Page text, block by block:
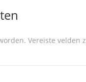
Vereiste velden